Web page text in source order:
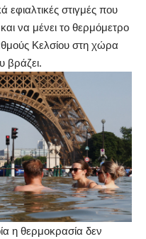
εφιαλτικές στιγμές που
και να μένει το θερμόμετρο
Κελσίου στη χώρα
βράζει.
η θερμοκρασία δεν